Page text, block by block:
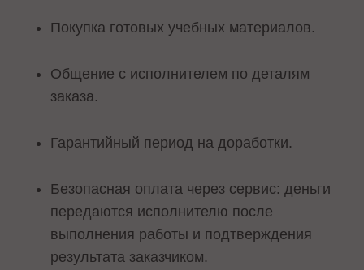
Покупка готовых учебных материалов.
Общение с исполнителем по деталям
заказа.
Гарантийный период на доработки.
Безопасная оплата через сервис: деньги
передаются исполнителю после
выполнения работы и подтверждения
результата заказчиком.